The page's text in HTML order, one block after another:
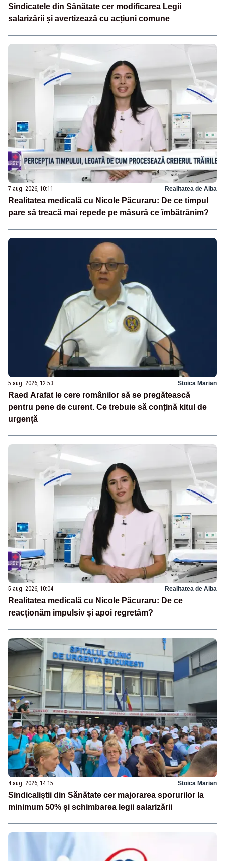
Sindicatele din Sănătate cer modificarea Legii
salarizării și avertizează cu acțiuni comune
7 aug. 2026, 10:11 Realitatea de Alba
Realitatea medicală cu Nicole Păcuraru: De ce timpul
pare să treacă mai repede pe măsură ce îmbătrânim?
5 aug. 2026, 12:53 Stoica Marian
Raed Arafat le cere românilor să se pregătească
pentru pene de curent. Ce trebuie să conțină kitul de
urgență
5 aug. 2026, 10:04 Realitatea de Alba
Realitatea medicală cu Nicole Păcuraru: De ce
reacționăm impulsiv și apoi regretăm?
4 aug. 2026, 14:15 Stoica Marian
Sindicaliștii din Sănătate cer majorarea sporurilor la
minimum 50% și schimbarea legii salarizării